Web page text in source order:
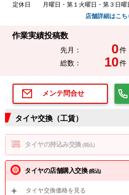
定休日
月曜日・第１火曜日・第３日曜
店舗詳細はこち
作業実績投稿数
先月： 0件
総数：
10件
メンテ問合せ
タイヤ交換（工賃）
タイヤの持込み交換(税込)
タイヤの店舗購入交換(税込)
タイヤ交換価格を見る